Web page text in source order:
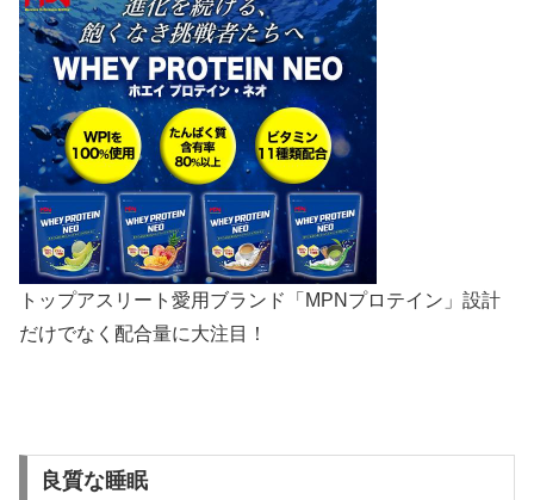
トップアスリート愛用ブランド「MPNプロテイン」設計
だけでなく配合量に大注目！
良質な睡眠